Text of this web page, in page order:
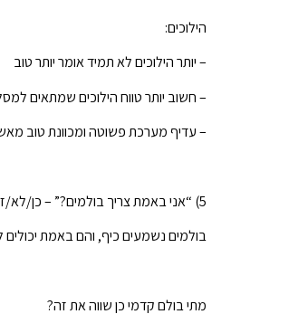
הילוכים:
– יותר הילוכים לא תמיד אומר יותר טוב
– חשוב יותר טווח הילוכים שמתאים
– עדיף מערכת פשוטה ומכוונת טוב
5) “אני באמת צריך בולמים?” – כן/לא/זה תלוי (ברור שזה תלוי)
בולמים נשמעים כיף, והם באמת
מתי בולם קדמי כן שווה את זה?